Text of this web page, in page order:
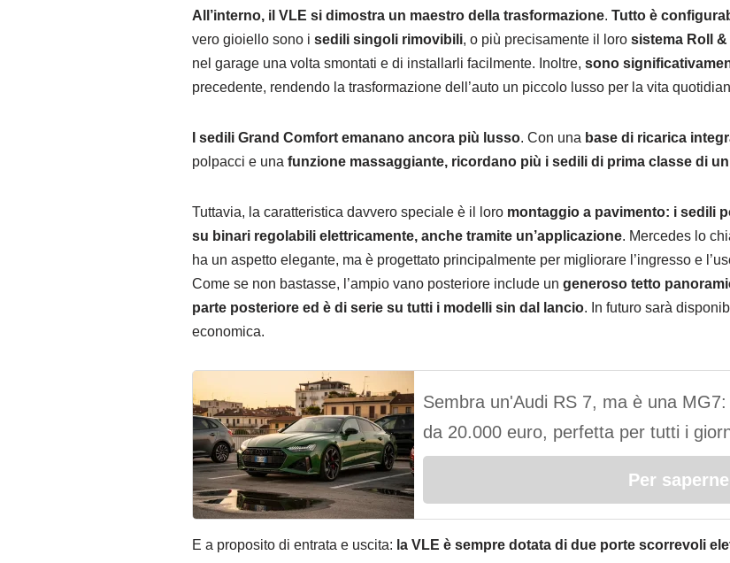
All’interno, il VLE si dimostra un maestro della trasformazione. Tutto è
vero gioiello sono i sedili singoli rimovibili, o più precisamente il loro sistema Roll &
nel garage una volta smontati e di installarli facilmente. Inoltre, sono
precedente, rendendo la trasformazione dell’auto un piccolo lusso per la vita
I sedili Grand Comfort emanano ancora più lusso. Con una base di ricarica
polpacci e una funzione massaggiante, ricordano più i sedili di prima classe di
Tuttavia, la caratteristica davvero speciale è il loro montaggio a pavimento: i sedili
su binari regolabili elettricamente, anche tramite un’applicazione. Mercedes lo
ha un aspetto elegante, ma è progettato principalmente per migliorare l’ingresso e
Come se non bastasse, l’ampio vano posteriore include un generoso tetto
parte posteriore ed è di serie su tutti i modelli sin dal lancio. In futuro sarà
economica.
Sembra un'Audi RS 7, ma è una
da 20.000 euro, perfetta per tutti i
Per
E a proposito di entrata e uscita: la VLE è sempre dotata di due porte scorrevoli